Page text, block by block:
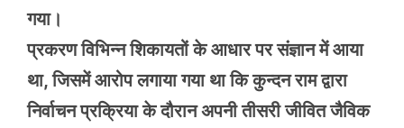
गया।
प्रकरण विभिन्न शिकायतों के आधार पर संज्ञान में आया
था, जिसमें आरोप लगाया गया था कि कुन्दन राम द्वारा
निर्वाचन प्रक्रिया के दौरान अपनी तीसरी जीवित जैविक